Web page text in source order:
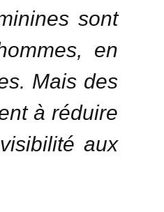
sont
en
Mais des
à réduire
aux